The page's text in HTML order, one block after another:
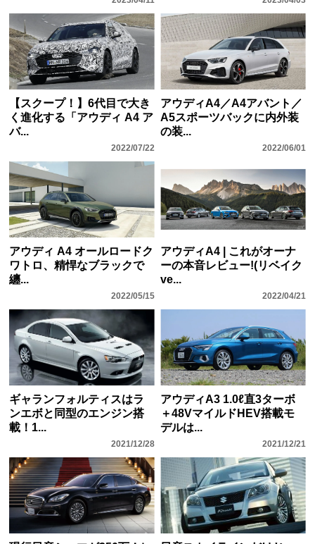
【スクープ！】6代目で大き
く進化する「アウディ A4 ア
バ...
2022/07/22
アウディA4／A4アバント／
A5スポーツバックに内外装
の装...
2022/06/01
アウディ A4 オールロードク
ワトロ、精悍なブラックで
纏...
2022/05/15
アウディA4 | これがオーナ
ーの本音レビュー!(リベイク
ve...
2022/04/21
ギャランフォルティスはラ
ンエボと同型のエンジン搭
載！1...
2021/12/28
アウディA3 1.0ℓ直3ターボ
＋48VマイルドHEV搭載モ
デルは...
2021/12/21